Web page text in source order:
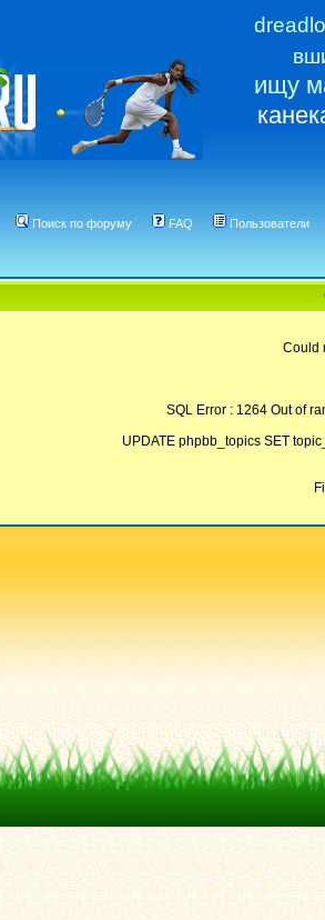
ищу
Поиск по форуму FAQ Пользователи
Could
SQL Error : 1264 Out of
UPDATE phpbb_topics SET